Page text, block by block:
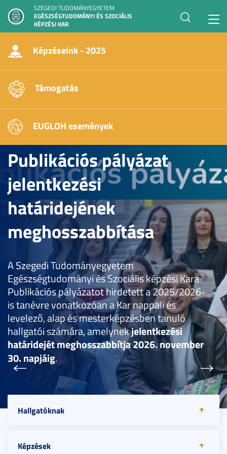
SZEGEDI TUDOMÁNYEGYETEM
EGÉSZSÉGTUDOMÁNYI ÉS SZOCIÁLIS
KÉPZÉSI KAR
Képzéseink - 2025
Támogatás
EUGLOH események
Publikációs pályázat
jelentkezési
határidejének
meghosszabbítása
A Szegedi Tudományegyetem
Egészségtudományi és Szociális képzési Kara
Publikációs pályázatot hirdetett a 2025/2026-
is tanévre vonatkozóan a Kar nappali és
levelező, alap és mesterképzésben tanuló
hallgatói számára, amelynekjelentkezési
határidejét meghosszabbítja 2026. november
30. napjáig.
Hallgatóknak
Tanulmányi ügyek
Képzések